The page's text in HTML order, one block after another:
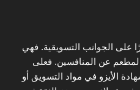
على الجوانب التسويقية. فهي
المطعم عن المنافسين. فعلى
الأيزو في مواد التسويق أو